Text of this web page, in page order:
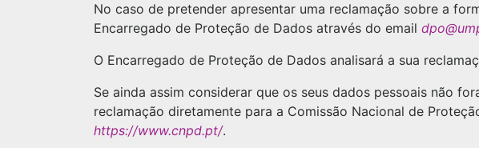
No caso de pretender apresentar uma reclamação sobre a
Encarregado de Proteção de Dados através do email
O Encarregado de Proteção de Dados analisará a sua
Se ainda assim considerar que os seus dados pessoais não
reclamação diretamente para a Comissão Nacional de
https://www.cnpd.pt/.